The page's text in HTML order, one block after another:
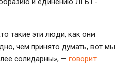
такие эти люди, как они
чем принято думать, вот мы
солидарны», — говорит